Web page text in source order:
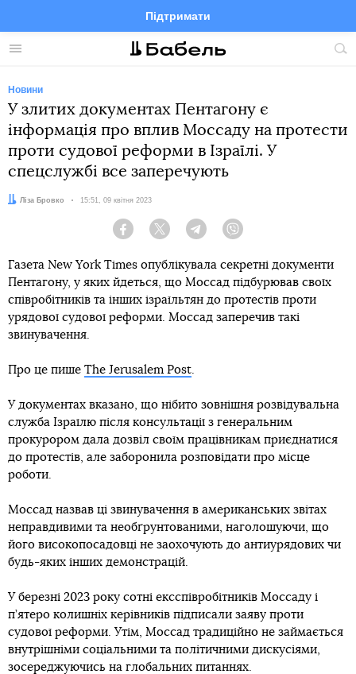
Меню
Підтримати
FacebookTelegramTwitter
Новини
У злитих документах Пентагону є
інформація про вплив Моссаду на протести
проти судової реформи в Ізраїлі. У
спецслужбі все заперечують
Автор:
Ліза Бровко Дата:
15:51, 09 квітня 2023
Facebook Twitter Telegram
Газета New York Times опублікувала секретні документи
Пентагону, у яких йдеться, що Моссад підбурював своїх
співробітників та інших ізраїльтян до протестів проти
урядової судової реформи. Моссад заперечив такі
звинувачення.
Про це пише The Jerusalem Post.
У документах вказано, що нібито зовнішня розвідувальна
служба Ізраїлю після консультації з генеральним
прокурором дала дозвіл своїм працівникам приєднатися
до протестів, але заборонила розповідати про місце
роботи.
Моссад назвав ці звинувачення в американських звітах
неправдивими та необґрунтованими, наголошуючи, що
його високопосадовці не заохочують до антиурядових чи
будь-яких інших демонстрацій.
У березні 2023 року сотні ексспівробітників Моссаду і
п’ятеро колишніх керівників підписали заяву проти
судової реформи. Утім, Моссад традиційно не займається
внутрішніми соціальними та політичними дискусіями,
зосереджуючись на глобальних питаннях.